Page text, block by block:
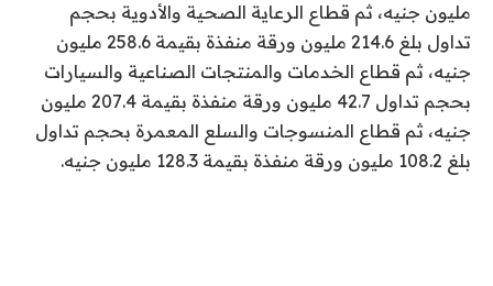
مليون جنيه، ثم قطاع الرعاية الصحية والأدوية بحجم
تداول بلغ 214.6 مليون ورقة منفذة بقيمة 258.6 مليون
جنيه، ثم قطاع الخدمات والمنتجات الصناعية والسيارات
بحجم تداول 42.7 مليون ورقة منفذة بقيمة 207.4 مليون
جنيه، ثم قطاع المنسوجات والسلع المعمرة بحجم تداول
بلغ 108.2 مليون ورقة منفذة بقيمة 128.3 مليون جنيه.